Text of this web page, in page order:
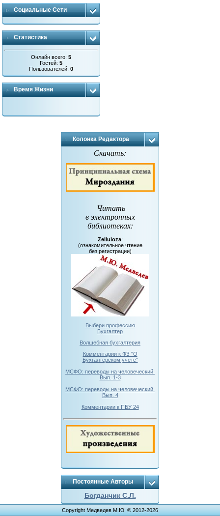
Социальные Сети
Статистика
Онлайн всего:5
Гостей:5
Пользователей:0
Время Жизни
Колонка Редактора
Скачать:
Читать
в электронных
библиотеках:
Zelluloza:
(ознакомительное чтение
без регистрации)
Выбери профессию
Бухгалтер
Волшебная бухгалтерия
Комментарии к ФЗ "О
Бухгалтерском учете"
МСФО: переводы на человеческий.
Вып. 1-3
МСФО: переводы на человеческий.
Вып. 4
Комментарии к ПБУ 24
Постоянные Авторы
Богданчик С.Л.
Copyright Медведев М.Ю. © 2012-2026